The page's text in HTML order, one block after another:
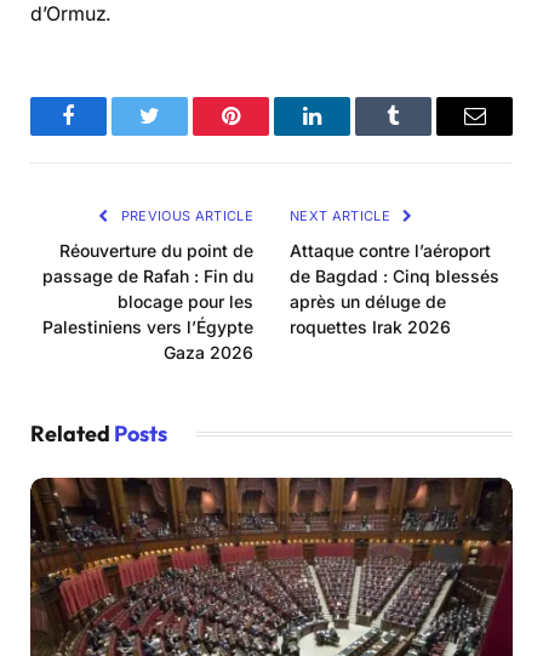
d’Ormuz.
FacebookTwitter Pinterest LinkedInTumblr Email
PREVIOUS ARTICLE
Réouverture du point de
passage de Rafah : Fin du
blocage pour les
Palestiniens vers l’Égypte
Gaza 2026
NEXT ARTICLE
Attaque contre l’aéroport
de Bagdad : Cinq blessés
après un déluge de
roquettes Irak 2026
Related Posts